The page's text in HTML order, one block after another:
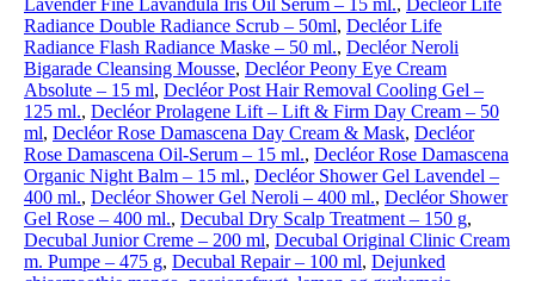
Lavender Fine Lavandula Iris Oil Serum – 15 ml., Decléor Life
Radiance Double Radiance Scrub – 50ml, Decléor Life
Radiance Flash Radiance Maske – 50 ml., Decléor Neroli
Bigarade Cleansing Mousse, Decléor Peony Eye Cream
Absolute – 15 ml, Decléor Post Hair Removal Cooling Gel –
125 ml., Decléor Prolagene Lift – Lift & Firm Day Cream – 50
ml, Decléor Rose Damascena Day Cream & Mask, Decléor
Rose Damascena Oil-Serum – 15 ml., Decléor Rose Damascena
Organic Night Balm – 15 ml., Decléor Shower Gel Lavendel –
400 ml., Decléor Shower Gel Neroli – 400 ml., Decléor Shower
Gel Rose – 400 ml., Decubal Dry Scalp Treatment – 150 g,
Decubal Junior Creme – 200 ml, Decubal Original Clinic Cream
m. Pumpe – 475 g, Decubal Repair – 100 ml, Dejunked